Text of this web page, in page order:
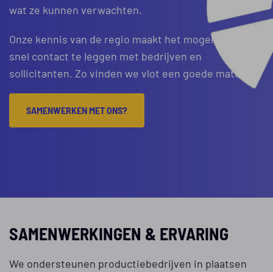
wat ze kunnen verwachten.
Onze kennis van de regio maakt het mogelijk om
snel contact te leggen met bedrijven en
sollicitanten. Zo vinden we vlot een goede match.
SAMENWERKEN MET ONS?
SAMENWERKINGEN & ERVARING
We ondersteunen productiebedrijven in plaatsen